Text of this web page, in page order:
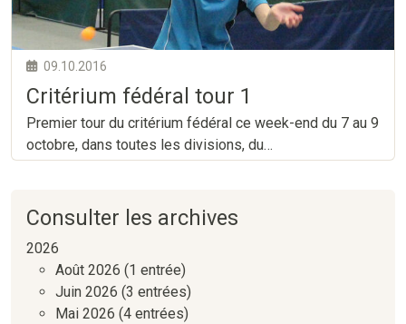
09.10.2016
Critérium fédéral tour 1
Premier tour du critérium fédéral ce week-end du 7 au 9
octobre, dans toutes les divisions, du…
Consulter les archives
2026
Août 2026 (1 entrée)
Juin 2026 (3 entrées)
Mai 2026 (4 entrées)